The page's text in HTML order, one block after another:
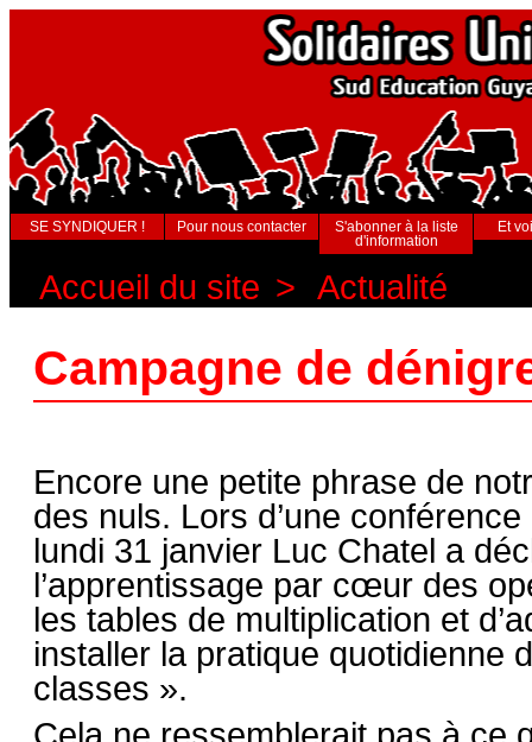
SE SYNDIQUER ! Pour nous contacter
S'abonner à la liste
d'information
Et
Accueil du site > Actualité
Campagne de
Encore une petite phrase de
des nuls. Lors d’une
lundi 31 janvier Luc Chatel a
l’apprentissage par cœur des
les tables de multiplication et
installer la pratique quotidienne
classes ».